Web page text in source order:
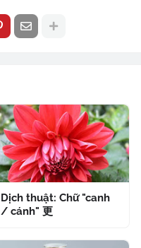
Dịch thuật: Chữ "canh
/ cánh" 更